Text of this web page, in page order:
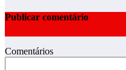
Publicar comentário
Comentários